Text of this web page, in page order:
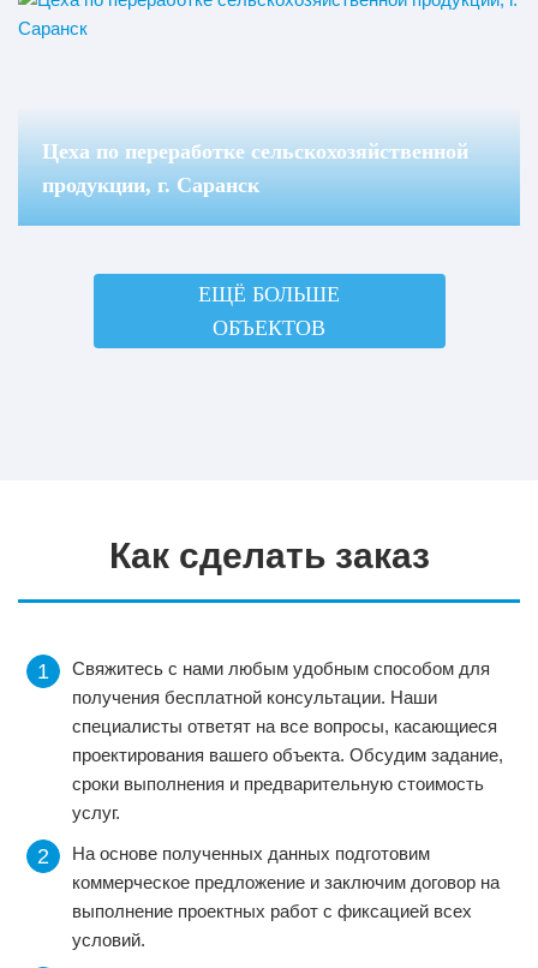
Цеха по переработке сельскохозяйственной
продукции, г. Саранск
ЕЩЁ БОЛЬШЕ
ОБЪЕКТОВ
Как сделать заказ
Свяжитесь с нами любым удобным способом для
получения бесплатной консультации. Наши
специалисты ответят на все вопросы, касающиеся
проектирования вашего объекта. Обсудим задание,
сроки выполнения и предварительную стоимость
услуг.
На основе полученных данных подготовим
коммерческое предложение и заключим договор на
выполнение проектных работ с фиксацией всех
условий.